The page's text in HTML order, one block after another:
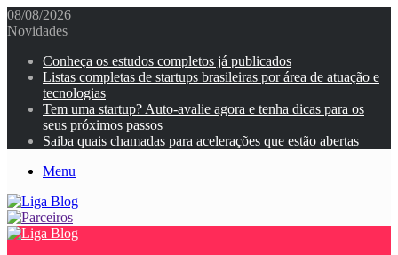
08/08/2026
Novidades
Conheça os estudos completos já publicados
Listas completas de startups brasileiras por área de atuação e
tecnologias
Tem uma startup? Auto-avalie agora e tenha dicas para os
seus próximos passos
Saiba quais chamadas para acelerações que estão abertas
Menu